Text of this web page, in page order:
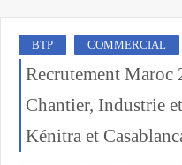
BTP COMMERCIAL
Recrutement Maroc
Chantier, Industrie
Kénitra et